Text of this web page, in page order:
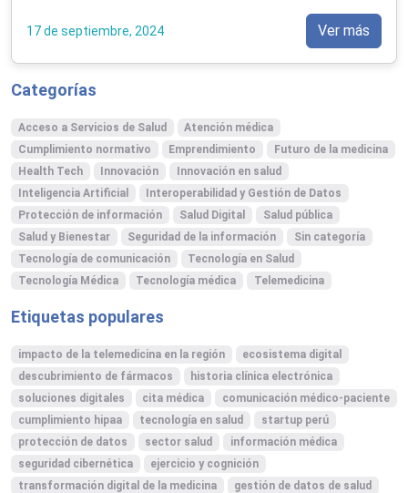
17 de septiembre, 2024 Ver más
Categorías
Acceso a Servicios de Salud
Atención médica
Cumplimiento normativo
Emprendimiento
Futuro de la medicina
Health Tech
Innovación
Innovación en salud
Inteligencia Artificial
Interoperabilidad y Gestión de Datos
Protección de información
Salud Digital
Salud pública
Salud y Bienestar
Seguridad de la información
Sin categoría
Tecnología de comunicación
Tecnología en Salud
Tecnología Médica
Tecnología médica Telemedicina
Etiquetas populares
impacto de la telemedicina en la región
ecosistema digital
descubrimiento de fármacos
historia clínica electrónica
soluciones digitales
cita médica
comunicación médico-paciente
cumplimiento hipaa
tecnología en salud
startup perú
protección de datos
sector salud
información médica
seguridad cibernética
ejercicio y cognición
transformación digital de la medicina
gestión de datos de salud